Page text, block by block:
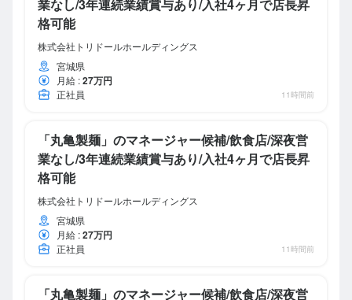
業なし/3年連続業績賞与あり/入社4ヶ月で店長昇
格可能
株式会社トリドールホールディングス
宮城県
月給 :27万円
正社員 11時間前
「丸亀製麺」のマネージャー候補/飲食店/深夜営
業なし/3年連続業績賞与あり/入社4ヶ月で店長昇
格可能
株式会社トリドールホールディングス
宮城県
月給 :27万円
正社員 11時間前
「丸亀製麺」のマネージャー候補/飲食店/深夜営